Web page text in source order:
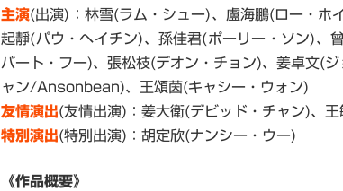
主演(出演)：林雪(ラム・シュー)、盧海鵬(ロー・ホ
起靜(パウ・ヘイチン)、孫佳君(ポーリー・ソン)、
バート・フー)、張松枝(デオン・チョン)、姜卓文(
ャン/Ansonbean)、王頌茵(キャシー・ウォン)
友情演出(友情出演)：姜大衛(デビッド・チャン)、
特別演出(特別出演)：胡定欣(ナンシー・ウー)
《作品概要》